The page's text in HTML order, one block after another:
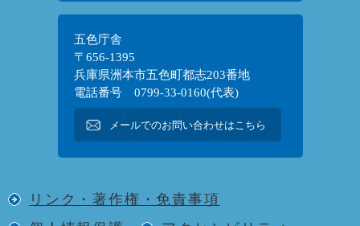
五色庁舎
〒656-1395
兵庫県洲本市五色町都志203番地
電話番号 0799-33-0160(代表)
メールでのお問い合わせはこちら
リンク・著作権・免責事項